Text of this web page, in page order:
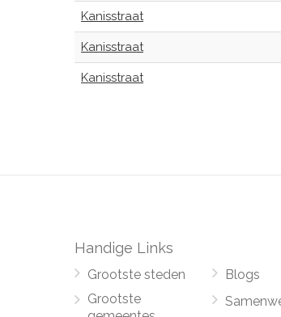
Kanisstraat
Kanisstraat
Kanisstraat
Handige Links
Grootste steden
Grootste
Blogs